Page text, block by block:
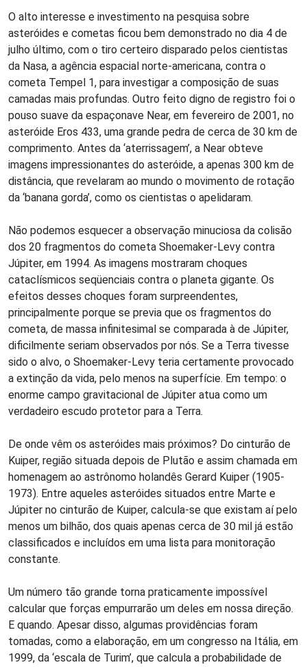
O alto interesse e investimento na pesquisa sobre
asteróides e cometas ficou bem demonstrado no dia 4 de
julho último, com o tiro certeiro disparado pelos cientistas
da Nasa, a agência espacial norte-americana, contra o
cometa Tempel 1, para investigar a composição de suas
camadas mais profundas. Outro feito digno de registro foi o
pouso suave da espaçonave Near, em fevereiro de 2001, no
asteróide Eros 433, uma grande pedra de cerca de 30 km de
comprimento. Antes da ‘aterrissagem’, a Near obteve
imagens impressionantes do asteróide, a apenas 300 km de
distância, que revelaram ao mundo o movimento de rotação
da ‘banana gorda’, como os cientistas o apelidaram.
Não podemos esquecer a observação minuciosa da colisão
dos 20 fragmentos do cometa Shoemaker-Levy contra
Júpiter, em 1994. As imagens mostraram choques
cataclísmicos seqüenciais contra o planeta gigante. Os
efeitos desses choques foram surpreendentes,
principalmente porque se previa que os fragmentos do
cometa, de massa infinitesimal se comparada à de Júpiter,
dificilmente seriam observados por nós. Se a Terra tivesse
sido o alvo, o Shoemaker-Levy teria certamente provocado
a extinção da vida, pelo menos na superfície. Em tempo: o
enorme campo gravitacional de Júpiter atua como um
verdadeiro escudo protetor para a Terra.
De onde vêm os asteróides mais próximos? Do cinturão de
Kuiper, região situada depois de Plutão e assim chamada em
homenagem ao astrônomo holandês Gerard Kuiper (1905-
1973). Entre aqueles asteróides situados entre Marte e
Júpiter no cinturão de Kuiper, calcula-se que existam aí pelo
menos um bilhão, dos quais apenas cerca de 30 mil já estão
classificados e incluídos em uma lista para monitoração
constante.
Um número tão grande torna praticamente impossível
calcular que forças empurrarão um deles em nossa direção.
E quando. Apesar disso, algumas providências foram
tomadas, como a elaboração, em um congresso na Itália, em
1999, da ‘escala de Turim’, que calcula a probabilidade de